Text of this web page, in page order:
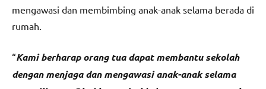
mengawasi dan membimbing anak-anak selama berada di
rumah.
“Kami berharap orang tua dapat membantu sekolah
dengan menjaga dan mengawasi anak-anak selama